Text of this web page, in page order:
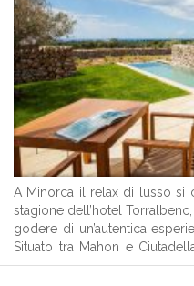
A Minorca il relax di lusso si
stagione dell’hotel
godere di un’autentica
Situato tra Mahon e
cale di sabbia bianca di